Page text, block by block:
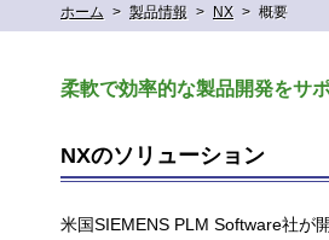
ホーム > 製品情報 > NX > 概要
柔軟で効率的な製品開発をサ
NXのソリューション
米国SIEMENS PLM Software社が